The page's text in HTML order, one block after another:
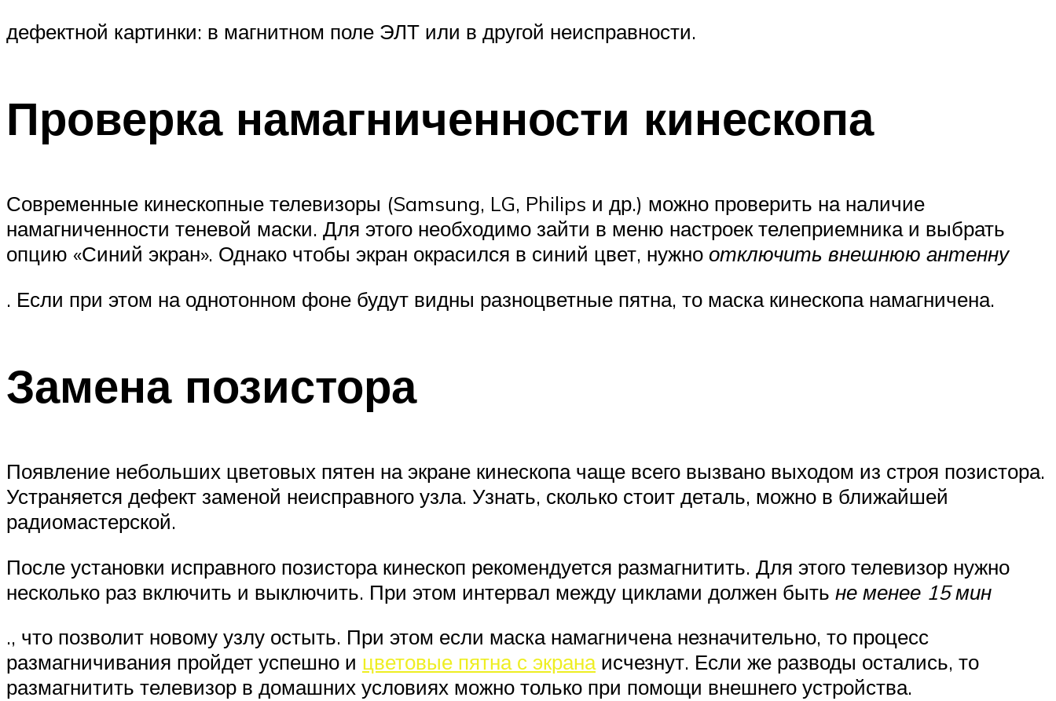
дефектной картинки: в магнитном поле ЭЛТ или в другой неисправности.
Проверка намагниченности кинескопа
Современные кинескопные телевизоры (Samsung, LG, Philips и др.) можно проверить на наличие
намагниченности теневой маски. Для этого необходимо зайти в меню настроек телеприемника и выбрать
опцию «Синий экран». Однако чтобы экран окрасился в синий цвет, нужно отключить внешнюю антенну
. Если при этом на однотонном фоне будут видны разноцветные пятна, то маска кинескопа намагничена.
Замена позистора
Появление небольших цветовых пятен на экране кинескопа чаще всего вызвано выходом из строя позистора.
Устраняется дефект заменой неисправного узла. Узнать, сколько стоит деталь, можно в ближайшей
радиомастерской.
После установки исправного позистора кинескоп рекомендуется размагнитить. Для этого телевизор нужно
несколько раз включить и выключить. При этом интервал между циклами должен быть не менее 15 мин
., что позволит новому узлу остыть. При этом если маска намагничена незначительно, то процесс
размагничивания пройдет успешно и цветовые пятна с экранаисчезнут. Если же разводы остались, то
размагнитить телевизор в домашних условиях можно только при помощи внешнего устройства.